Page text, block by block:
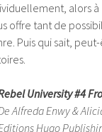
alors
offre tant de
Puis qui sait,
University #4
Alfreda Enwy &
Hugo